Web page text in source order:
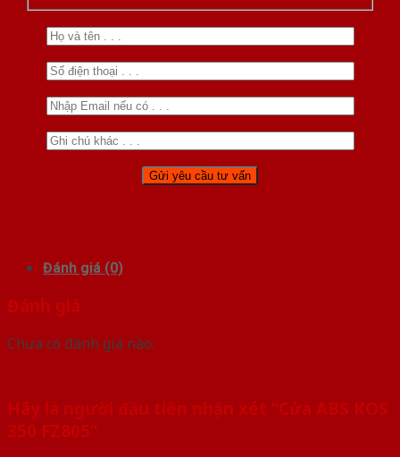
Đánh giá (0)
Đánh giá
Chưa có đánh giá nào.
Hãy là người đầu tiên nhận xét “Cửa ABS KOS
350 FZ805”